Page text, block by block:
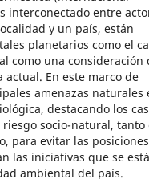
interconectado entre
y un país, están
planetarios como el
como una consideración
En este marco de
amenazas naturales
destacando los
socio-natural, tanto
para evitar las posiciones
las iniciativas que se
ambiental del país.